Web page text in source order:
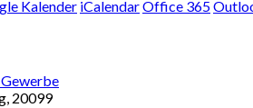
Kalender iCalendarOffice 365
20099